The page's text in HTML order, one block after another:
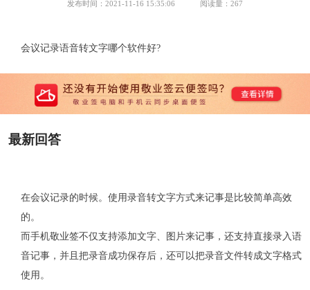
发布时间：2021-11-16 15:35:06 阅读量： 267
会议记录语音转文字哪个软件好?
最新回答
在会议记录的时候。使用录音转文字方式来记事是比较简单高效
的。
而手机敬业签不仅支持添加文字、图片来记事，还支持直接录入语
音记事，并且把录音成功保存后，还可以把录音文件转成文字格式
使用。